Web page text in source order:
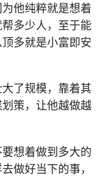
他纯粹就是想着
多少人，至于能
多就是小富即安
了规模，靠着其
策，让他越做越
想着做到多大的
做好当下的事，